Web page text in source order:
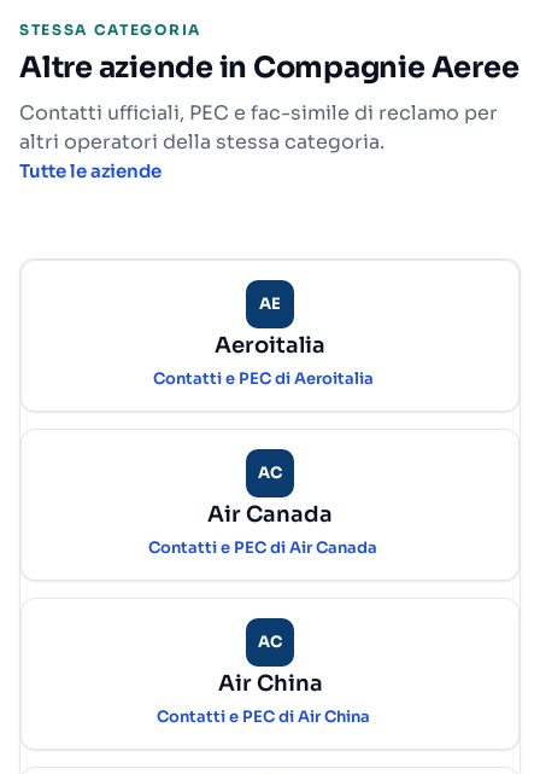
STESSA CATEGORIA
Altre aziende in Compagnie Aeree
Contatti ufficiali, PEC e fac-simile di reclamo per
altri operatori della stessa categoria.
Tutte le aziende
AE
Aeroitalia
Contatti e PEC di Aeroitalia
AC
Air Canada
Contatti e PEC di Air Canada
AC
Air China
Contatti e PEC di Air China